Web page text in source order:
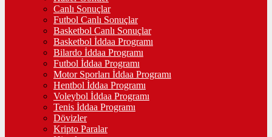
Canlı Sonuçlar
Futbol Canlı Sonuçlar
Basketbol Canlı Sonuçlar
Basketbol İddaa Programı
Bilardo İddaa Programı
Futbol İddaa Programı
Motor Sporları İddaa Programı
Hentbol İddaa Programı
Voleybol İddaa Programı
Tenis İddaa Programı
Dövizler
Kripto Paralar